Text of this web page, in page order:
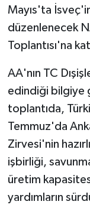
Mayıs'ta
düzenlenecek
Toplantısı'na
AA'nın TC
edindiği bilgiye
toplantıda,
Temmuz'da
Zirvesi'nin
işbirliği,
üretim
yardımların
LAPTA
MAGAZİN
Nöbetçi
ÖZEL
SAĞLIK